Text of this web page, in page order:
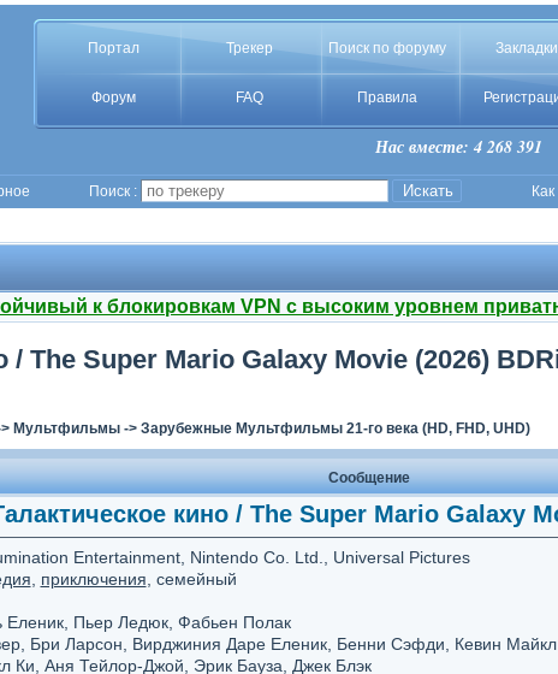
Портал Трекер Поиск по форуму Закладки
Форум FAQ Правила
Нас вместе: 4 268 391
Поиск :
к блокировкам VPN с высоким уровнем
The Super Mario Galaxy Movie (2026)
Мультфильмы-> Зарубежные Мультфильмы 21-го века (HD, FHD, UHD)
Сообщение
кино / The Super Mario Galaxy
Entertainment, Nintendo Co. Ltd., Universal Pictures
приключения , семейный
Еленик, Пьер Ледюк, Фабьен Полак
Бри Ларсон, Вирджиния Даре Еленик, Бенни Сэфди, Кевин Майкл
Ки, Аня Тейлор-Джой, Эрик Бауза, Джек Блэк